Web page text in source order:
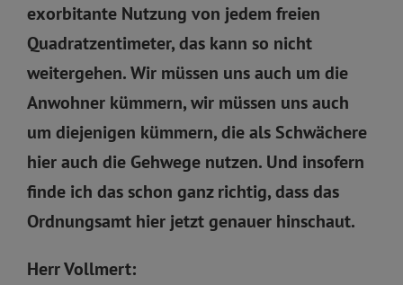
exorbitante Nutzung von jedem freien
Quadratzentimeter, das kann so nicht
weitergehen. Wir müssen uns auch um die
Anwohner kümmern, wir müssen uns auch
um diejenigen kümmern, die als Schwächere
hier auch die Gehwege nutzen. Und insofern
finde ich das schon ganz richtig, dass das
Ordnungsamt hier jetzt genauer hinschaut.
Herr Vollmert: